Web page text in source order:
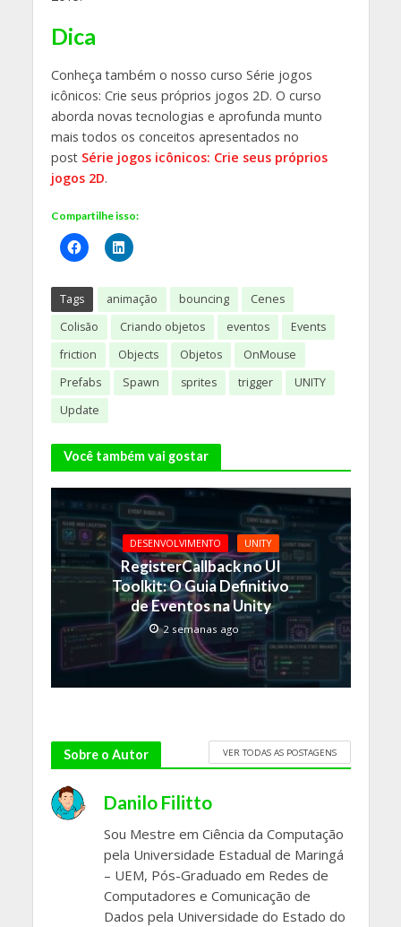
Dica
Conheça também o nosso curso Série jogos
icônicos: Crie seus próprios jogos 2D. O curso
aborda novas tecnologias e aprofunda munto
mais todos os conceitos apresentados no
post Série jogos icônicos: Crie seus próprios
jogos 2D.
Compartilhe isso:
Tags animação bouncing
Cenes
Colisão
Criando objetos eventos
Events
friction
Objects Objetos
OnMouse
Prefabs
Spawn sprites trigger
UNITY
Update
Você também vai gostar
DESENVOLVIMENTO UNITY
RegisterCallback no UI
Toolkit: O Guia Definitivo
de Eventos na Unity
2 semanas ago
Sobre o Autor VER TODAS AS POSTAGENS
Danilo Filitto
Sou Mestre em Ciência da Computação
pela Universidade Estadual de Maringá
– UEM, Pós-Graduado em Redes de
Computadores e Comunicação de
Dados pela Universidade do Estado do